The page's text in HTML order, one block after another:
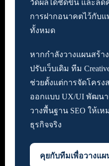
วัดผลได้ชัดขึ้น และลด
การฝากอนาคตไว้กับ
ทั้งหมด
หากกำลังวางแผนสร้า
ปรับเว็บเดิม ทีม
ช่วยตั้งแต่การจัดโครง
ออกแบบ UX/UI พัฒนา
วางพื้นฐาน SEO ให้เห
ธุรกิจจริง
คุยกับทีมเพื่อวางแผ